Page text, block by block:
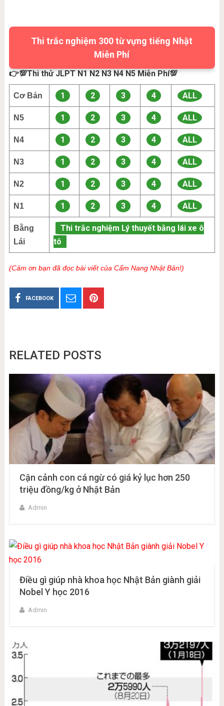
Thi trắc nghiệm 300 từ vựng tiếng Nhật
Miễn Phí
👉💯Thi thử JLPT N1 N2 N3 N4 N5 Miễn Phí💯
Cơ Bản 1 2 3 4 ALL
N5 1 2 3 4 ALL
N4 1 2 3 4 ALL
N3 1 2 3 4 ALL
N2 1 2 3 4 ALL
N1 1 2 3 4 ALL
Bằng
Lái
Thi trắc nghiệm Lý thuyết bằng lái xe ô
tô
(Cảm ơn bạn đã đọc bài viết của Cẩm Nang Nhật Bản!)
FACEBOOK
RELATED POSTS
Cận cảnh con cá ngừ có giá kỷ lục hơn 250
triệu đồng/kg ở Nhật Bản
Admin
Điều gì giúp nhà khoa học Nhật Bản giành giải
Nobel Y học 2016
Admin